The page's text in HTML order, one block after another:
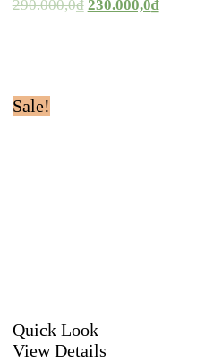
290.000,0₫ 230.000,0₫
Sale!
Quick Look
View Details